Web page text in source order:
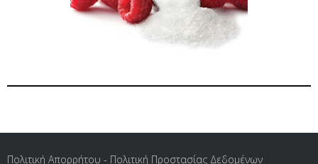
Πολιτική Απορρήτου - Πολιτική Προστασίας Δεδομένων